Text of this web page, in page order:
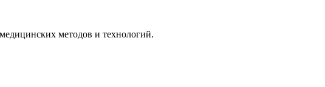
методов и технологий.